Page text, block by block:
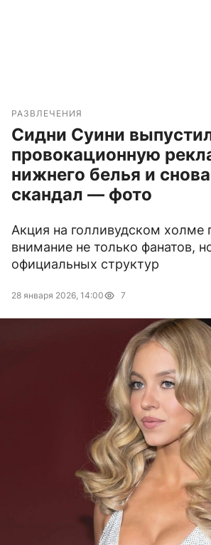
РАЗВЛЕЧЕНИЯ
Сидни Суини
провокационную
нижнего белья и
скандал — фото
Акция на голливудском холме
внимание не только фанатов,
официальных структур
28 января 2026, 14:00 7